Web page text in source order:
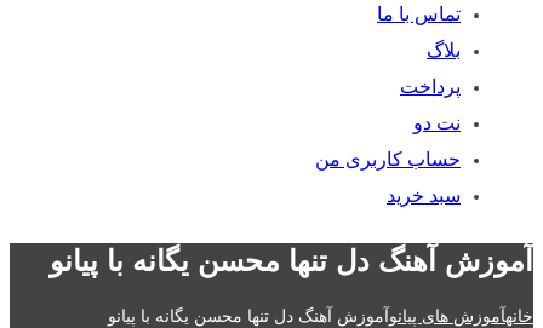
تماس با ما
بلاگ
پرداخت
نت دو
حساب کاربری من
سبد خرید
آموزش آهنگ دل تنها محسن یگانه با پیانو
خانهآموزش های پیانوآموزش آهنگ دل تنها محسن یگانه با پیانو